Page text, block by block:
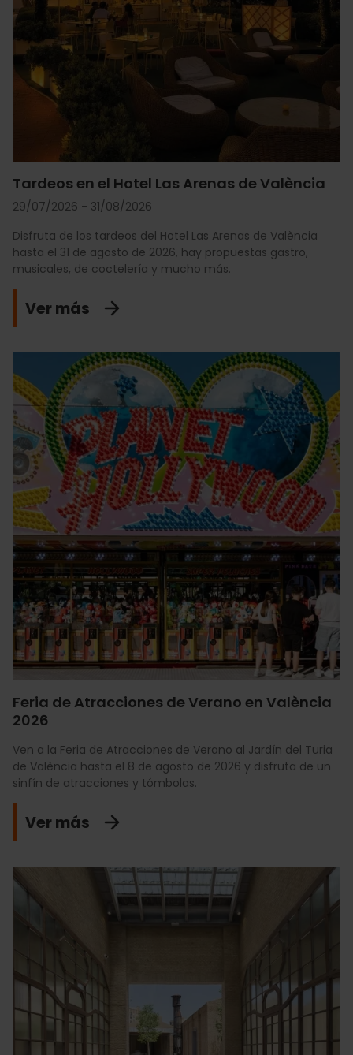
Tardeos en el Hotel Las Arenas de València
29/07/2026 - 31/08/2026
Disfruta de los tardeos del Hotel Las Arenas de València
hasta el 31 de agosto de 2026, hay propuestas gastro,
musicales, de coctelería y mucho más.
Ver más
Feria de Atracciones de Verano en València
2026
Ven a la Feria de Atracciones de Verano al Jardín del Turia
de València hasta el 8 de agosto de 2026 y disfruta de un
sinfín de atracciones y tómbolas.
Ver más